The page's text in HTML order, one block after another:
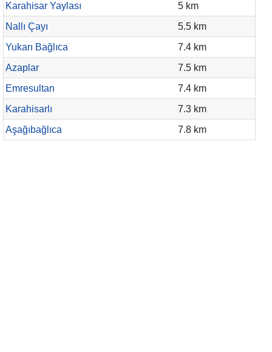
Karahisar Yaylası
5 km
Nallı Çayı
5.5 km
Yukarı Bağlıca
7.4 km
Azaplar
7.5 km
Emresultan
7.4 km
Karahisarlı
7.3 km
Aşağıbağlıca
7.8 km